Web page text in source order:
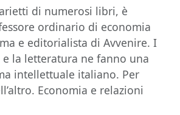
di numerosi libri, è
ordinario di economia
e editorialista di Avvenire. I
la letteratura ne fanno una
intellettuale italiano. Per
Economia e relazioni